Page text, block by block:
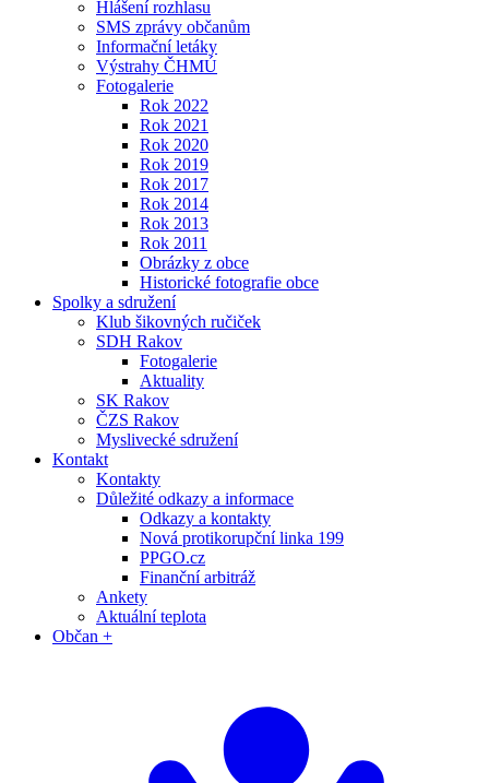
Hlášení rozhlasu
SMS zprávy občanům
Informační letáky
Výstrahy ČHMÚ
Fotogalerie
Rok 2022
Rok 2021
Rok 2020
Rok 2019
Rok 2017
Rok 2014
Rok 2013
Rok 2011
Obrázky z obce
Historické fotografie obce
Spolky a sdružení
Klub šikovných ručiček
SDH Rakov
Fotogalerie
Aktuality
SK Rakov
ČZS Rakov
Myslivecké sdružení
Kontakt
Kontakty
Důležité odkazy a informace
Odkazy a kontakty
Nová protikorupční linka 199
PPGO.cz
Finanční arbitráž
Ankety
Aktuální teplota
Občan +